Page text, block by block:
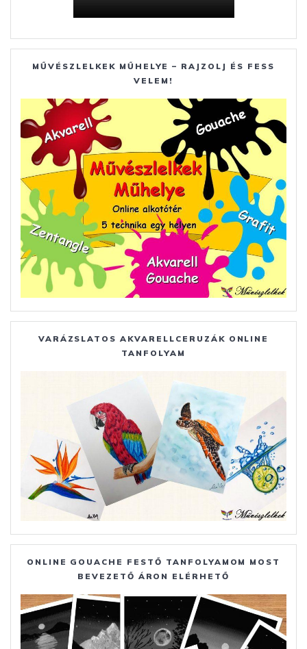
MŰVÉSZLELKEK MŰHELYE – RAJZOLJ ÉS FESS
VELEM!
VARÁZSLATOS AKVARELLCERUZÁK ONLINE
TANFOLYAM
ONLINE GOUACHE FESTŐ TANFOLYAMOM MOST
BEVEZETŐ ÁRON ELÉRHETŐ